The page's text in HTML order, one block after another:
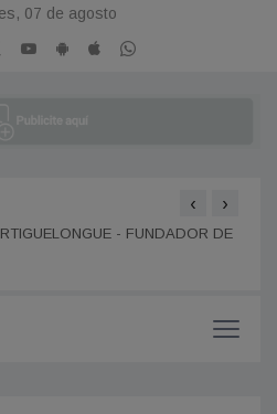
07 de agosto
- FUNDADOR DE
KIM
‹ ›